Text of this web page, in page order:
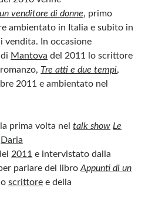
venditore di donne, primo
ambientato in Italia e subito in
vendita. In occasione
di Mantova del 2011 lo scrittore
Tre atti e due tempi,
2011 e ambientato nel
prima volta neltalk show Le
Daria
2011 e intervistato dalla
parlare del libroAppunti di un
scrittore e della